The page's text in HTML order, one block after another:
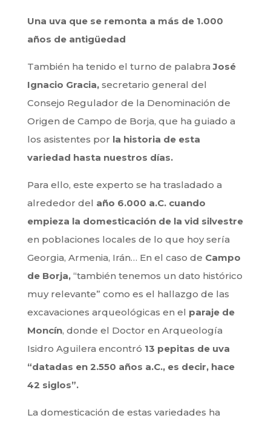
Una uva que se remonta a más de 1.000
años de antigüedad
También ha tenido el turno de palabraJosé
Ignacio Gracia,secretario general del
Consejo Regulador de la Denominación de
Origen de Campo de Borja, que ha guiado a
los asistentes por la historia de esta
variedad hasta nuestros días.
Para ello, este experto se ha trasladado a
alrededor del año 6.000 a.C. cuando
empieza la domesticación de la vid silvestre
en poblaciones locales de lo que hoy sería
Georgia, Armenia, Irán… En el caso de Campo
de Borja,“también tenemos un dato histórico
muy relevante” como es el hallazgo de las
excavaciones arqueológicas en el paraje de
Moncín, donde el Doctor en Arqueología
Isidro Aguilera encontró 13 pepitas de uva
“datadas en 2.550 años a.C., es decir, hace
42 siglos”.
La domesticación de estas variedades ha